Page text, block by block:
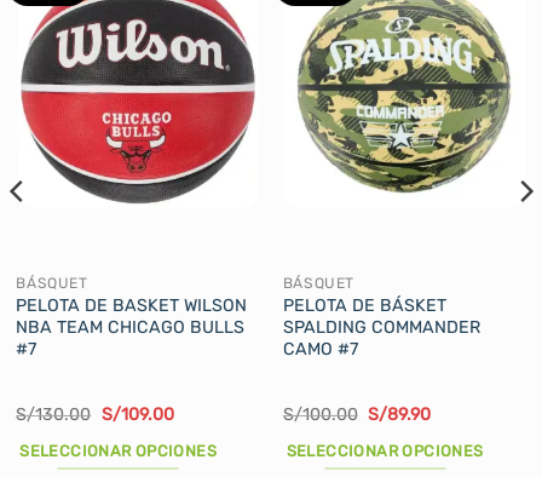
BÁSQUET
PELOTA DE BASKET WILSON
NBA TEAM CHICAGO BULLS
#7
S/130.00 El
original
era:
S/109.00El
actual
es:
SELECCIONAR OPCIONES
BÁSQUET
PELOTA DE BÁSKET
SPALDING COMMANDER
CAMO #7
S/100.00 El
original
era:
S/89.90El
actual
es:
SELECCIONAR OPCIONES